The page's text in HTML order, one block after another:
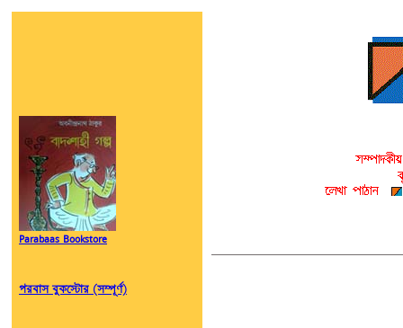
Parabaas Bookstore
পরবাস বুকস্টোর (সম্পূর্ণ)